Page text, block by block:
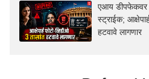
एआय डीपफेकवर
स्ट्राईक;
हटवावे लागणार